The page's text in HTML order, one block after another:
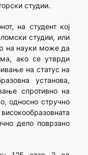
студии.
на студент кој
студии, или
на науки може да
ако се утврди
на статус на
установа,
спротивно на
односно стручно
дело поврзано